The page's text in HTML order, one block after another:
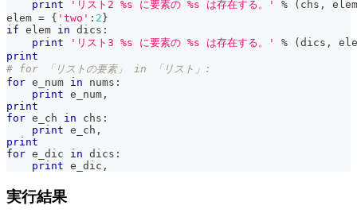
print 'リスト2 %s に要素の %s は存在する。' % ( chs ,
elem
elem = { 'two' : 2 }
if elem in dics :
print
'リスト3 %s に要素の %s は存在する。' % ( dics ,
print
# for 「リストの要素」 in 「リスト」:
for e_num in nums :
print e_num ,
print
for e_ch in chs :
print e_ch ,
print
for e_dic in dics :
print e_dic ,
実行結果